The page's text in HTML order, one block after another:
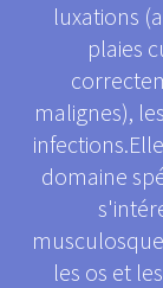
luxations
plaies
malignes),
domaine
les os et